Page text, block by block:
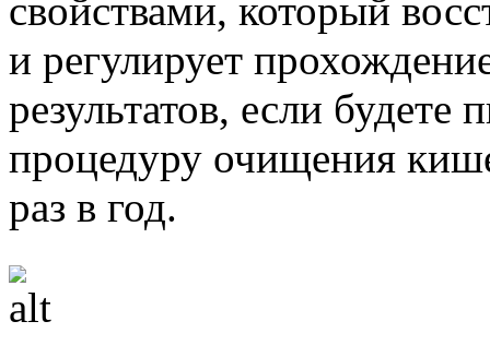
свойствами, который
и регулирует
результатов, если
процедуру очищения
раз в год.